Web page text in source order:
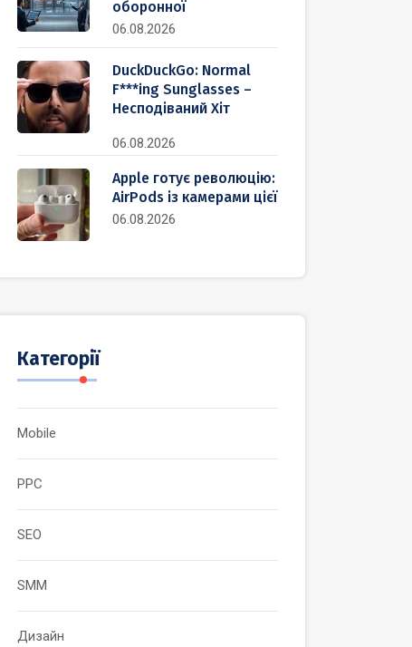
оборонної
06.08.2026
DuckDuckGo: Normal
F***ing Sunglasses –
Несподіваний Хіт
06.08.2026
Apple готує революцію:
AirPods із камерами цієї
06.08.2026
Категорії
Mobile
PPC
SEO
SMM
Дизайн